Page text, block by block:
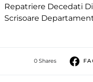
Repatriere Decedati
Scrisoare
0 Shares